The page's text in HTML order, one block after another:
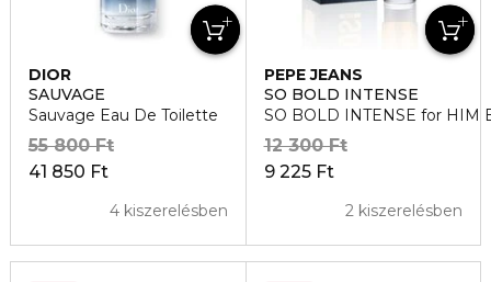
DIOR
SAUVAGE
Sauvage Eau De Toilette
41 850 Ft
55 800 Ft
4 kiszerelésben
PEPE JEANS
SO BOLD INTENSE
SO BOLD INTENSE for HIM
9 225 Ft
12 300 Ft
2 kiszerelésben